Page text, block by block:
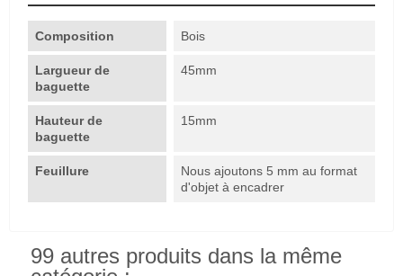
Composition Bois
Largueur de
baguette
45mm
Hauteur de
baguette
15mm
Feuillure
Nous ajoutons 5 mm au format
d'objet à encadrer
99 autres produits dans la même